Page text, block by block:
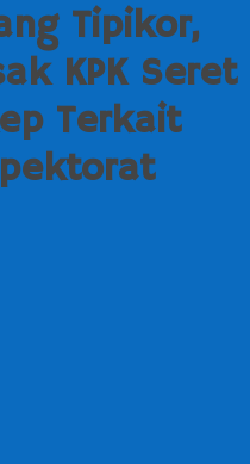
Tipikor,
KPK Seret
Terkait